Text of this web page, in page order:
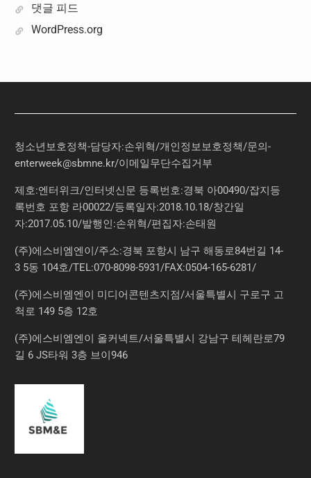
댓글 피드
WordPress.org
청소년보호정책-담당자:손위혁/개인정보보호정책/문의-
enterweek@sbmne.kr/이메일무단수집거부
제호:엔터위크/인터넷신문 등록번호:경북 아00490/잡지등
록번호 포항 라00022/등록일자:2018.10.18/창간일
자:2017.05.10/발행인:손위혁/편집자:손태원
(주)에스비엠엔이/주소:경북 포항시 남구 해동로84번길 14-
3 5동 104호/TEL:070-8098-5931/FAX:0504-165-6281/
(주)에스비엠엔이 미디어콘텐츠지점/서울특별시 구로구 고
척로 149 5층 12호
(주)에스비엠엔이 올커넥트/서울특별시 강남구 테헤란로79
길 6 JS타워 3층 브이946